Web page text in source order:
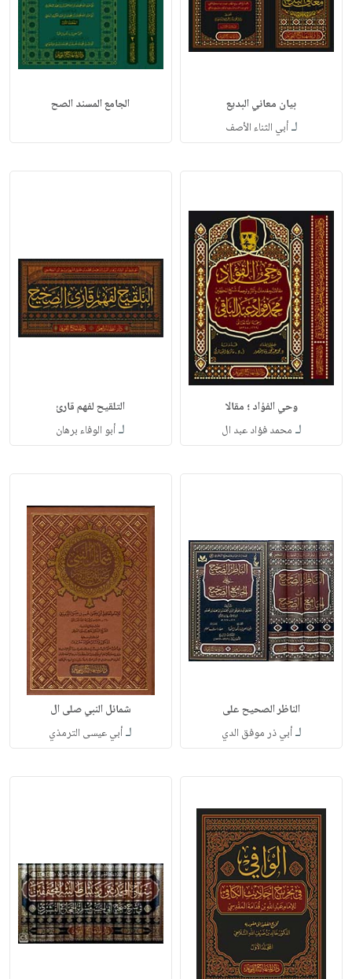
بيان معاني البديع
لـأبي الثناء الأصف
الجامع المسند الصح
وحي الفؤاد ؛ مقالا
لـ محمد فؤاد عبد ال
التلقيح لفهم قارئ
لـأبو الوفاء برهان
الناظر الصحيح على
لـأبي ذر موفق الدي
شمائل النبي صلى ال
لـأبي عيسى الترمذي